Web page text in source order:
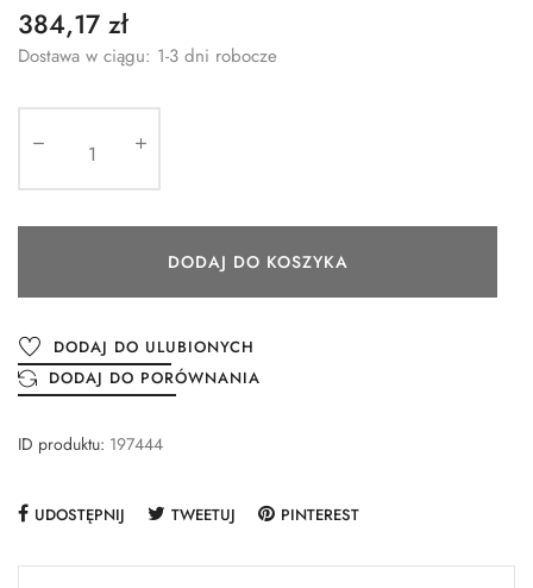
384,17 zł
Dostawa w ciągu: 1-3 dni robocze
DODAJ DO KOSZYKA
DODAJ DO ULUBIONYCH
DODAJ DO PORÓWNANIA
ID produktu: 197444
UDOSTĘPNIJ TWEETUJ PINTEREST